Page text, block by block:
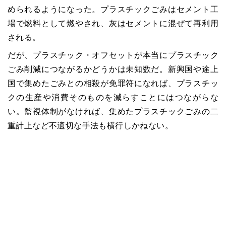
められるようになった。プラスチックごみはセメント工
場で燃料として燃やされ、灰はセメントに混ぜて再利用
される。
だが、プラスチック・オフセットが本当にプラスチック
ごみ削減につながるかどうかは未知数だ。新興国や途上
国で集めたごみとの相殺が免罪符になれば、プラスチッ
クの生産や消費そのものを減らすことにはつながらな
い。監視体制がなければ、集めたプラスチックごみの二
重計上など不適切な手法も横行しかねない。